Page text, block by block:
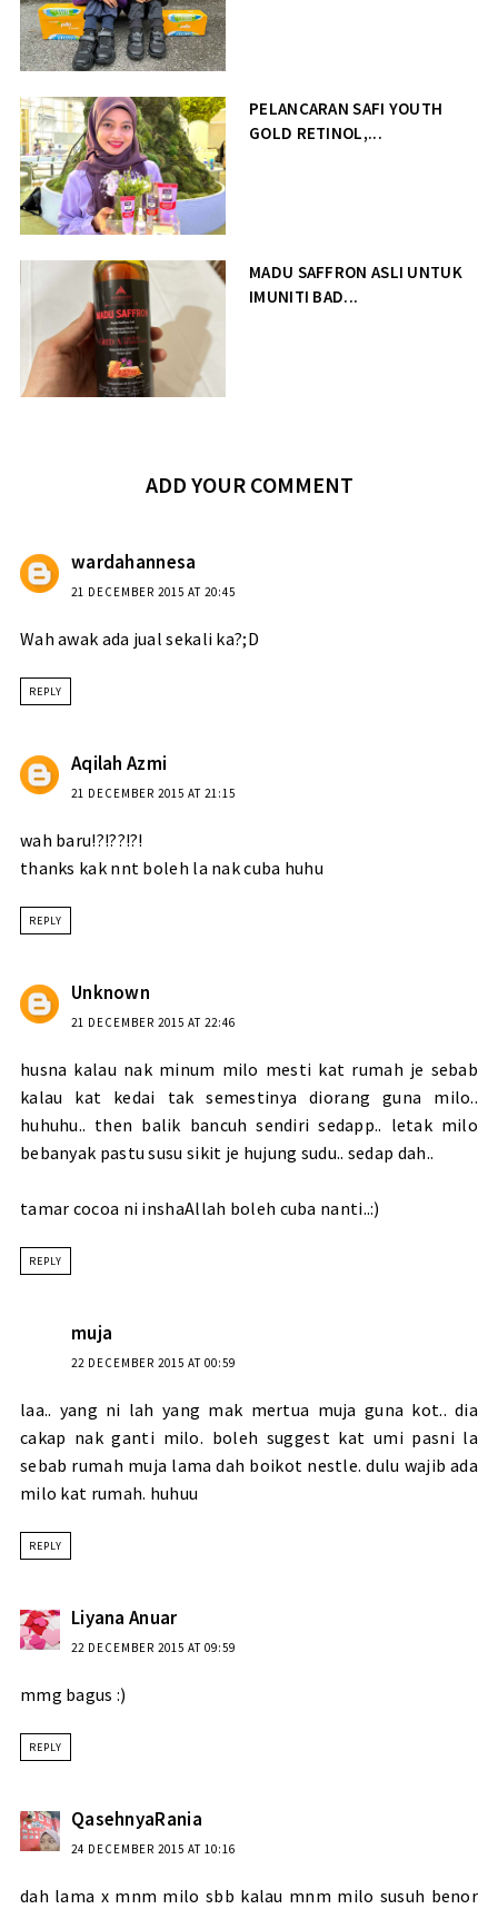
PELANCARAN SAFI YOUTH
GOLD RETINOL,...
MADU SAFFRON ASLI UNTUK
IMUNITI BAD...
ADD YOUR COMMENT
wardahannesa
21 DECEMBER 2015 AT 20:45
Wah awak ada jual sekali ka?;D
REPLY
Aqilah Azmi
21 DECEMBER 2015 AT 21:15
wah baru!?!??!?!
thanks kak nnt boleh la nak cuba huhu
REPLY
Unknown
21 DECEMBER 2015 AT 22:46
husna kalau nak minum milo mesti kat rumah je sebab
kalau kat kedai tak semestinya diorang guna milo..
huhuhu.. then balik bancuh sendiri sedapp.. letak milo
bebanyak pastu susu sikit je hujung sudu.. sedap dah..
tamar cocoa ni inshaAllah boleh cuba nanti..:)
REPLY
muja
22 DECEMBER 2015 AT 00:59
laa.. yang ni lah yang mak mertua muja guna kot.. dia
cakap nak ganti milo. boleh suggest kat umi pasni la
sebab rumah muja lama dah boikot nestle. dulu wajib ada
milo kat rumah. huhuu
REPLY
Liyana Anuar
22 DECEMBER 2015 AT 09:59
mmg bagus :)
REPLY
QasehnyaRania
24 DECEMBER 2015 AT 10:16
dah lama x mnm milo sbb kalau mnm milo susuh benor